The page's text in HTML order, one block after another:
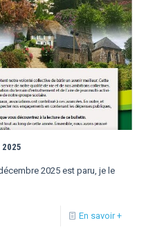
2025
2025 est paru, je le
En savoir +